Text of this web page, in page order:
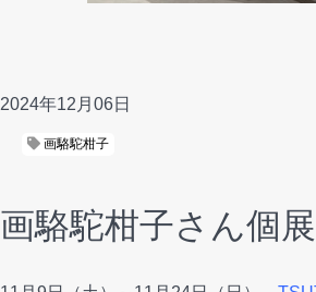
2024年12月06日
画駱駝柑子
画駱駝柑子さん個